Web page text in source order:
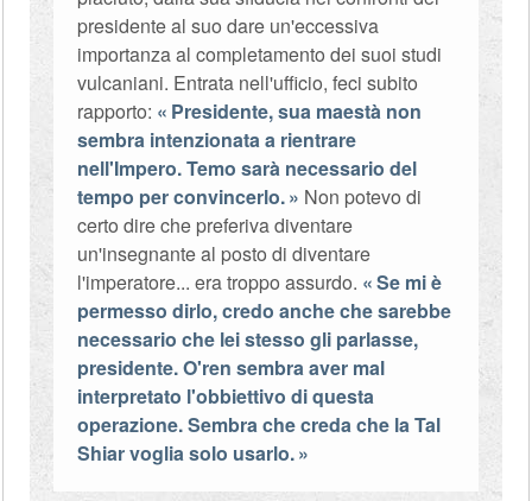
presidente al suo dare un'eccessiva
importanza al completamento dei suoi studi
vulcaniani. Entrata nell'ufficio, feci subito
rapporto:
Presidente, sua maestà non
sembra intenzionata a rientrare
nell'Impero. Temo sarà necessario del
tempo per convincerlo.
Non potevo di
certo dire che preferiva diventare
un'insegnante al posto di diventare
l'imperatore... era troppo assurdo.
Se mi è
permesso dirlo, credo anche che sarebbe
necessario che lei stesso gli parlasse,
presidente. O'ren sembra aver mal
interpretato l'obbiettivo di questa
operazione. Sembra che creda che la Tal
Shiar voglia solo usarlo.